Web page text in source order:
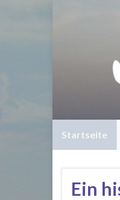
Startseite
Ein